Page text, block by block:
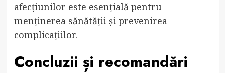
afecțiunilor este esențială pentru
menținerea sănătății și prevenirea
complicațiilor.
Concluzii și recomandări